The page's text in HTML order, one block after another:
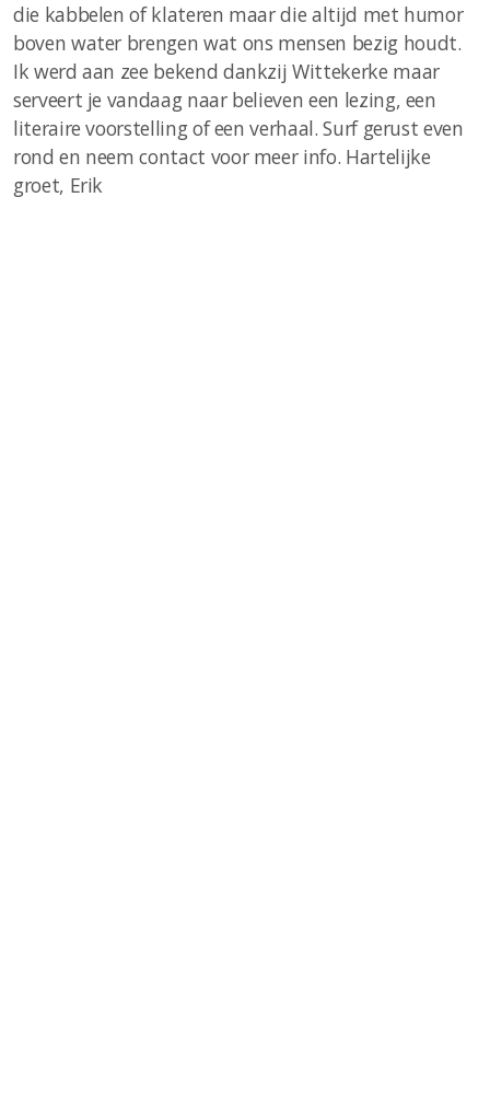
die kabbelen of klateren maar die altijd met humor
boven water brengen wat ons mensen bezig houdt.
Ik werd aan zee bekend dankzij Wittekerke maar
serveert je vandaag naar believen een lezing, een
literaire voorstelling of een verhaal. Surf gerust even
rond en neem contact voor meer info. Hartelijke
groet, Erik